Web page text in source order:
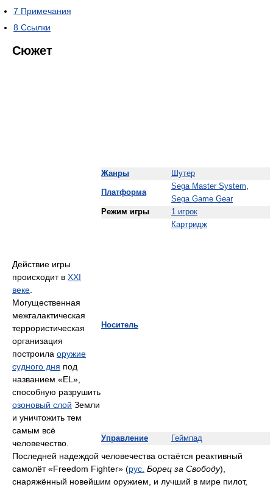
Жанры Шутер
Платформа
Sega Master System,
Sega Game Gear
Режим игры
1 игрок
Носитель
Картридж
Управление Геймпад
7 Примечания
8 Ссылки
Сюжет
Действие игры
происходит в XXI
веке
Могущественная
межгалактическая
террористическая
организация
построила оружие
судного дня под
названием «EL»,
способную разрушить
озоновый слой Земли
и уничтожить тем
самым всё
человечество.
Последней надеждой человечества остаётся реактивный
самолёт «Freedom Fighter» (рус. Борец за Свободу),
снаряжённый новейшим оружием, и лучший в мире пилот,